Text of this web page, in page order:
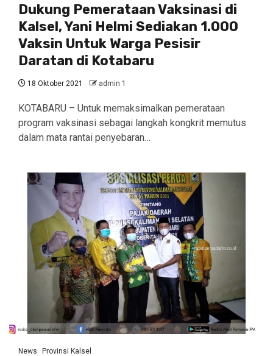
Dukung Pemerataan Vaksinasi di
Kalsel, Yani Helmi Sediakan 1.000
Vaksin Untuk Warga Pesisir
Daratan di Kotabaru
18 Oktober 2021 admin 1
KOTABARU – Untuk memaksimalkan pemerataan
program vaksinasi sebagai langkah kongkrit memutus
dalam mata rantai penyebaran…
News Provinsi Kalsel